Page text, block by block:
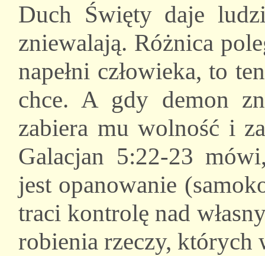
Duch Święty daje
zniewalają. Różnica
napełni człowieka, to
chce. A gdy demon
zabiera mu wolność i
Galacjan 5:22-23
jest opanowanie
traci kontrolę nad
robienia rzeczy, których